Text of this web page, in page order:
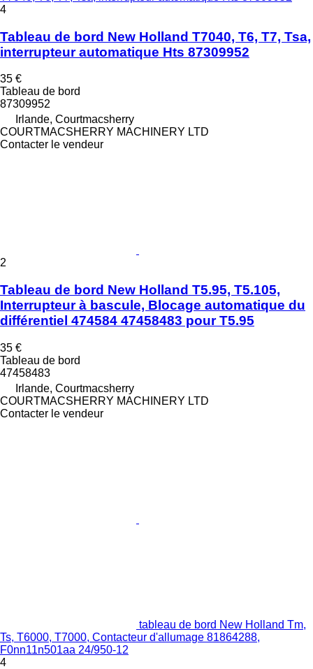
4
Tableau de bord New Holland T7040, T6, T7, Tsa,
interrupteur automatique Hts 87309952
35 €
Tableau de bord
87309952
Irlande, Courtmacsherry
COURTMACSHERRY MACHINERY LTD
Contacter le vendeur
2
Tableau de bord New Holland T5.95, T5.105,
Interrupteur à bascule, Blocage automatique du
différentiel 474584 47458483 pour T5.95
35 €
Tableau de bord
47458483
Irlande, Courtmacsherry
COURTMACSHERRY MACHINERY LTD
Contacter le vendeur
tableau de bord New Holland Tm,
Ts, T6000, T7000, Contacteur d'allumage 81864288,
F0nn11n501aa 24/950-12
4